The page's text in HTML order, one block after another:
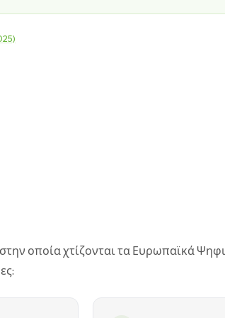
οποία χτίζονται τα Ευρωπαϊκά